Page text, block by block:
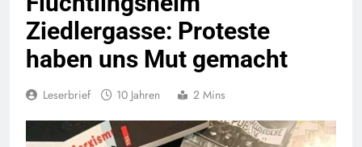
Ziedlergasse: Proteste
haben uns Mut gemacht
Leserbrief 10 Jahren 2 Mins